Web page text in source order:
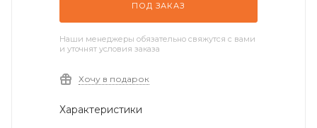
ПОД ЗАКАЗ
Наши менеджеры обязательно свяжутся с вами
и уточнят условия заказа
Хочу в подарок
Характеристики